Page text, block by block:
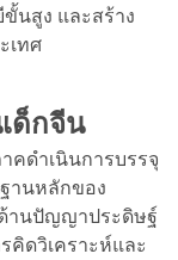
นสูง และสร้าง
เทศ
ด็กจีน
คดำเนินการบรรจุ
านหลักของ
านปัญญาประดิษฐ์
คิดวิเคราะห์และ